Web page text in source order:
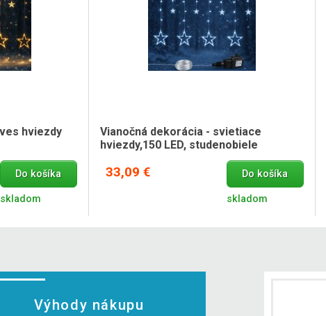
hviezdy
Do košíka
skladom
Vianočná dekorácia - svietiace
hviezdy,150 LED, studenobiele
33,09 € Do košíka
skladom
Výhody nákupu